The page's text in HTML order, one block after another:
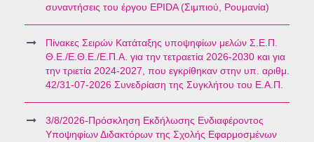
συναντήσεις του έργου EPIDA (Σιμπιού, Ρουμανία)
Πίνακες Σειρών Κατάταξης υποψηφίων μελών Σ.Ε.Π.
Θ.Ε./Ε.Θ.Ε./Ε.Π.Α. για την τετραετία 2026-2030 και για
την τριετία 2024-2027, που εγκρίθηκαν στην υπ. αριθμ.
42/31-07-2026 Συνεδρίαση της Συγκλήτου του Ε.Α.Π.
3/8/2026-Πρόσκληση Εκδήλωσης Ενδιαφέροντος
Υποψηφίων Διδακτόρων της Σχολής Εφαρμοσμένων